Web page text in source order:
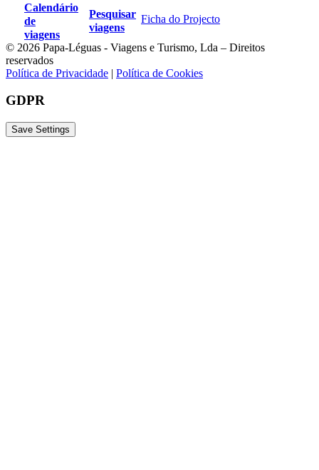
Calendário
de
viagens
Pesquisar
viagens
Ficha do Projecto
© 2026 Papa-Léguas - Viagens e Turismo, Lda – Direitos
reservados
Política de Privacidade | Política de Cookies
GDPR